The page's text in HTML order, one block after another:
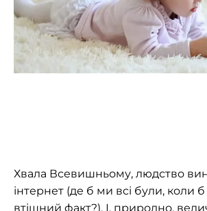
Хвала Всевишньому, людство
інтернет (де б ми всі були, коли
втішний факт?), І, природно,